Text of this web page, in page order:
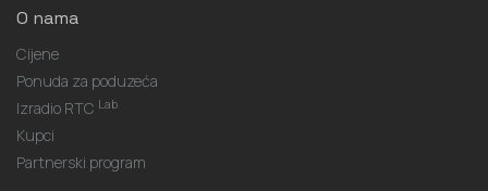
O nama
Cijene
Ponuda za poduzeća
Izradio RTC Lab
Kupci
Partnerski program